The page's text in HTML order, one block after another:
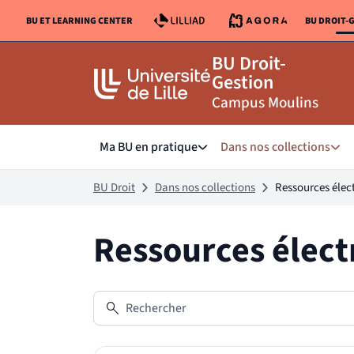
contenu
pied
LIEN VERS LE SITE :
BU ET LEARNING CENTER BU DROIT-
BU Droit-
Gestion
Campus Moulins
Ma BU en pratiqueSous menu de Ma BU en
Dans nos collections
BU Droit Dans nos collections Ressources
Ressources
Rechercher